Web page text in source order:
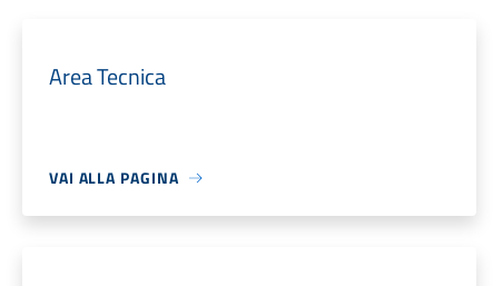
Area Tecnica
VAI ALLA PAGINA